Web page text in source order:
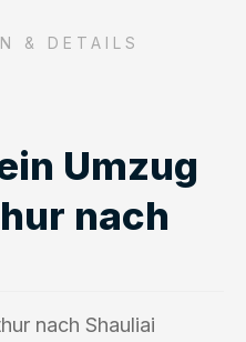
& DETAILS
Umzug
nach
nach Shauliai